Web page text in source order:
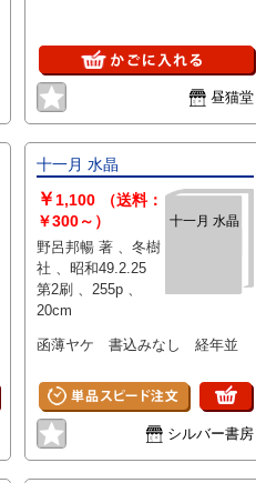
昼猫堂
十一月 水晶
十一月 水晶
￥ 1,100
（送料：
￥300～）
野呂邦暢 著 、冬樹
社 、昭和49.2.25
第2刷 、255p 、
20cm
函薄ヤケ 書込みなし 経年並
シルバー書房